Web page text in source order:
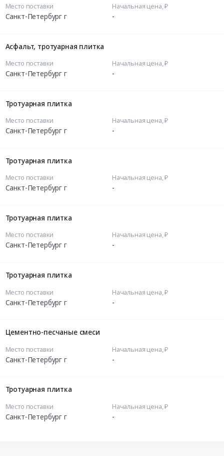
Место поставки
Санкт-Петербург г
Начальная цена, ₽
-
Асфальт, тротуарная плитка
Место поставки
Санкт-Петербург г
Начальная цена, ₽
-
Тротуарная плитка
Место поставки
Санкт-Петербург г
Начальная цена, ₽
-
Тротуарная плитка
Место поставки
Санкт-Петербург г
Начальная цена, ₽
-
Тротуарная плитка
Место поставки
Санкт-Петербург г
Начальная цена, ₽
-
Тротуарная плитка
Место поставки
Санкт-Петербург г
Начальная цена, ₽
-
Цементно-песчаные смеси
Место поставки
Санкт-Петербург г
Начальная цена, ₽
-
Тротуарная плитка
Место поставки
Санкт-Петербург г
Начальная цена, ₽
-